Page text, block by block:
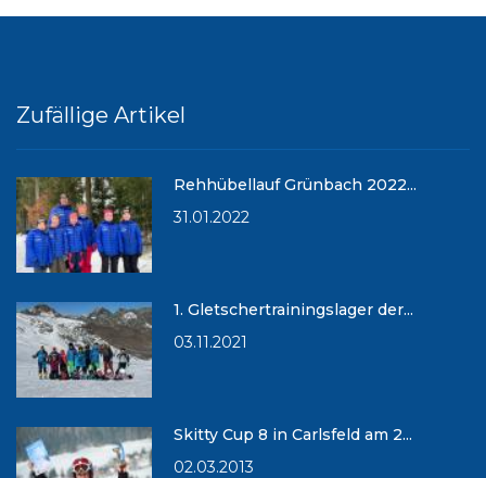
Zufällige Artikel
Rehhübellauf Grünbach 2022...
31.01.2022
1. Gletschertrainingslager der...
03.11.2021
Skitty Cup 8 in Carlsfeld am 2...
02.03.2013